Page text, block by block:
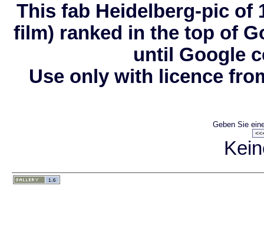
This fab Heidelberg-pic of
film) ranked in the top of
until Google
Use only with licence
Geben Sie